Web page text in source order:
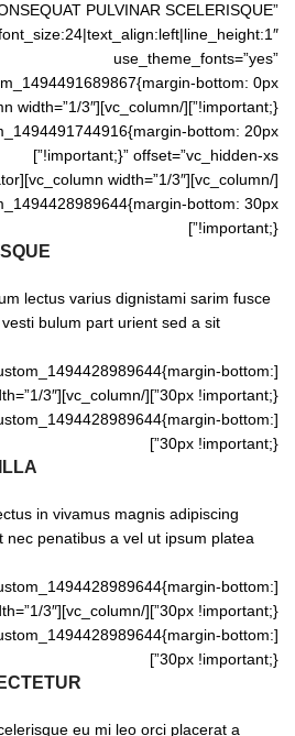
PULVINAR SCELERISQUE”
use_theme_fonts=”yes”
bottom: 0px
width=”1/3″
bottom: 20px
!important;}” offset=”vc_hidden-xs”]
bottom: 30px
!important;}”]
lectus varius dignistami sarim fusce
bulum part urient sed a sit
bottom:
bottom:
30px !important;}”]
in vivamus magnis adipiscing
nec penatibus a vel ut ipsum platea
bottom:
bottom:
30px !important;}”]
eu mi leo orci placerat a